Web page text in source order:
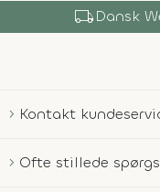
local_shippingDansk
Kontakt
Ofte stillede